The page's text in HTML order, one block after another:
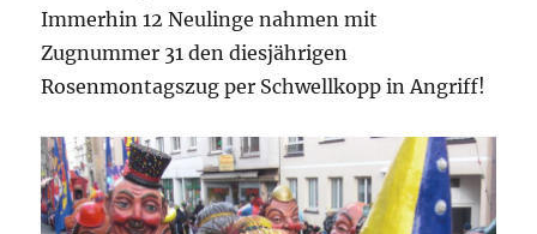
Immerhin 12 Neulinge nahmen mit
Zugnummer 31 den diesjährigen
Rosenmontagszug per Schwellkopp in Angriff!